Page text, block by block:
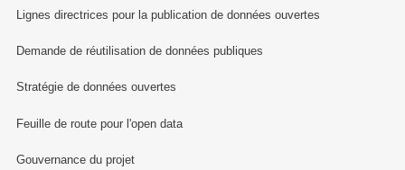
Lignes directrices pour la publication de données ouvertes
Demande de réutilisation de données publiques
Stratégie de données ouvertes
Feuille de route pour l'open data
Gouvernance du projet